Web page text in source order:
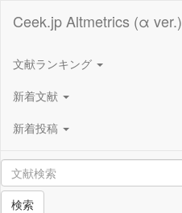
Ceek.jp Altmetrics (α ver.)
文献ランキング
新着文献
新着投稿
検索